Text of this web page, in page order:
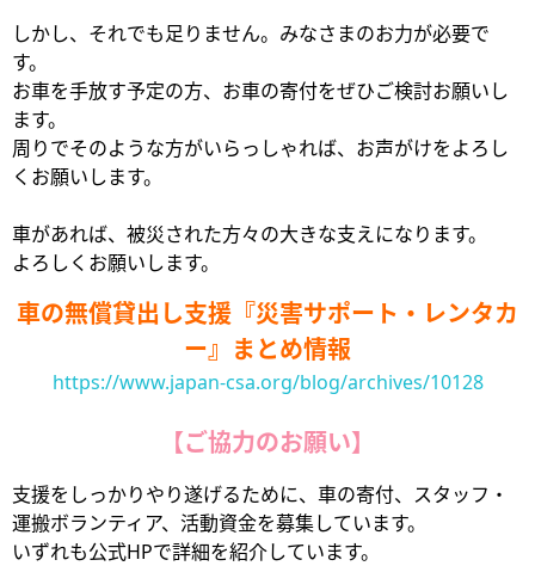
しかし、それでも足りません。みなさまのお力が必要で
す。
お車を手放す予定の方、お車の寄付をぜひご検討お願いし
ます。
周りでそのような方がいらっしゃれば、お声がけをよろし
くお願いします。
車があれば、被災された方々の大きな支えになります。
よろしくお願いします。
車の無償貸出し支援『災害サポート・レンタカ
ー』まとめ情報
https://www.japan-csa.org/blog/archives/10128
【ご協力のお願い】
支援をしっかりやり遂げるために、車の寄付、スタッフ・
運搬ボランティア、活動資金を募集しています。
いずれも公式HPで詳細を紹介しています。